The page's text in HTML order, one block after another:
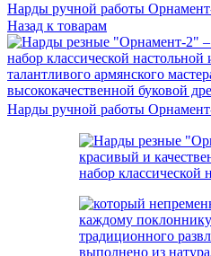
Нарды ручной работы
Назад к товарам
Нарды ручной работы